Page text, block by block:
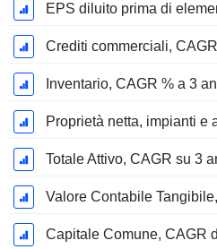
Crediti commerciali,
Inventario, CAGR % a 3
Totale Attivo, CAGR su 3
Capitale Comune, CAGR